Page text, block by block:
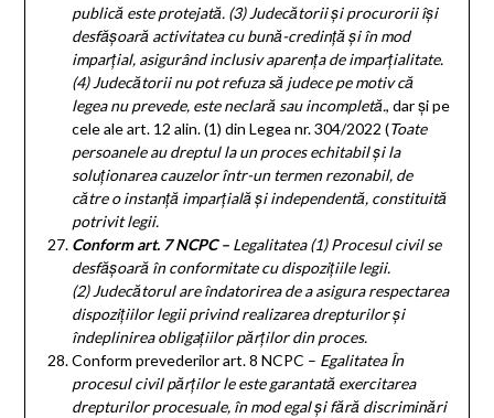
publică este protejată. (3) Judecătorii și procurorii își
desfășoară activitatea cu bună-credință și în mod
imparțial, asigurând inclusiv aparența de imparțialitate.
(4) Judecătorii nu pot refuza să judece pe motiv că
legea nu prevede, este neclară sau incompletă., dar și pe
cele ale art. 12 alin. (1) din Legea nr. 304/2022 (Toate
persoanele au dreptul la un proces echitabil și la
soluționarea cauzelor într-un termen rezonabil, de
către o instanță imparțială și independentă, constituită
potrivit legii.
Conform art. 7 NCPC – Legalitatea (1) Procesul civil se
desfășoară în conformitate cu dispozițiile legii.
(2) Judecătorul are îndatorirea de a asigura respectarea
dispozițiilor legii privind realizarea drepturilor și
îndeplinirea obligațiilor părților din proces.
Conform prevederilor art. 8 NCPC – Egalitatea În
procesul civil părților le este garantată exercitarea
drepturilor procesuale, în mod egal și fără discriminări